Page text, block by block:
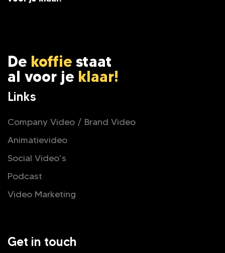
De koffie staat
al voor je klaar!
Links
Company Video / Brand Video
Animatievideo
Social Video’s
Podcast
Video Marketing
Get in touch